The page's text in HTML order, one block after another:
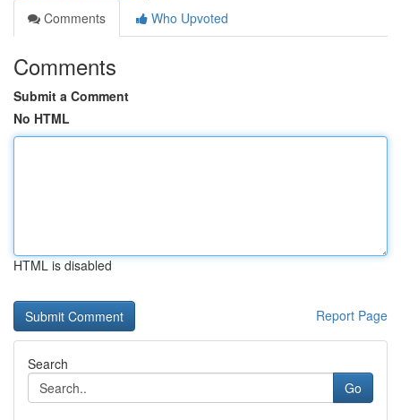
Comments
Who Upvoted
Comments
Submit a Comment
No HTML
HTML is disabled
Report Page
Search
Go